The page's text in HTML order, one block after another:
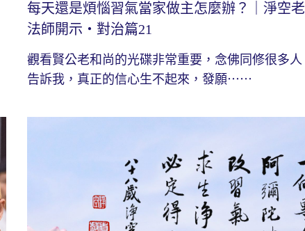
每天還是煩惱習氣當家做主怎麼辦？｜淨空老
法師開示・對治篇21
觀看賢公老和尚的光碟非常重要，念佛同修很多人
告訴我，真正的信心生不起來，發願⋯⋯